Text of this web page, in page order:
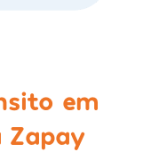
em
Zapay